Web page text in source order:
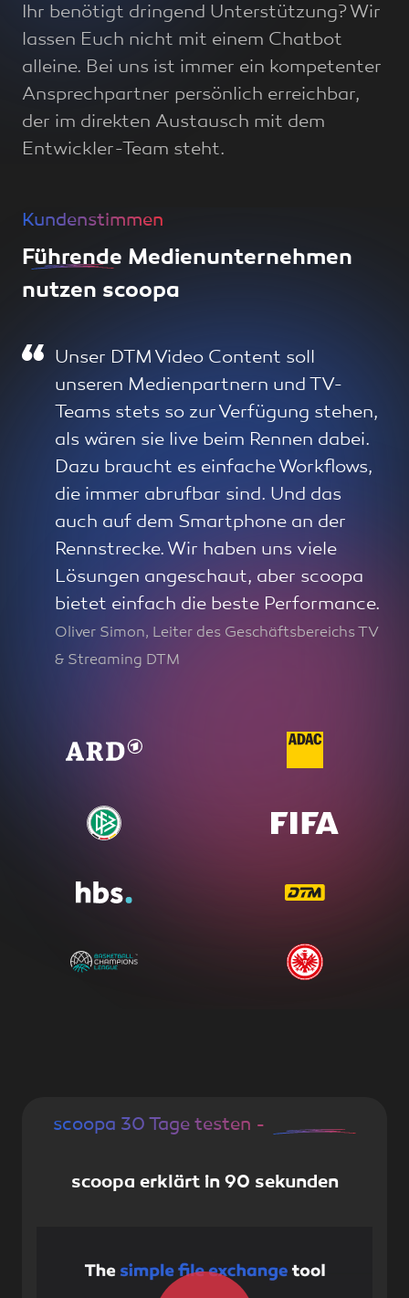
Ihr benötigt dringend Unterstützung? Wir
lassen Euch nicht mit einem Chatbot
alleine. Bei uns ist immer ein kompetenter
Ansprechpartner persönlich erreichbar,
der im direkten Austausch mit dem
Entwickler-Team steht.
Kundenstimmen
Führende Medienunternehmen
nutzen scoopa
Unser DTM Video Content soll
unseren Medienpartnern und TV-
Teams stets so zur Verfügung stehen,
als wären sie live beim Rennen dabei.
Dazu braucht es einfache Workflows,
die immer abrufbar sind. Und das
auch auf dem Smartphone an der
Rennstrecke. Wir haben uns viele
Lösungen angeschaut, aber scoopa
bietet einfach die beste Performance.
Oliver Simon, Leiter des Geschäftsbereichs TV
& Streaming DTM
scoopa 30 Tage testen - kostenfrei
scoopa erklärt in 90 sekunden